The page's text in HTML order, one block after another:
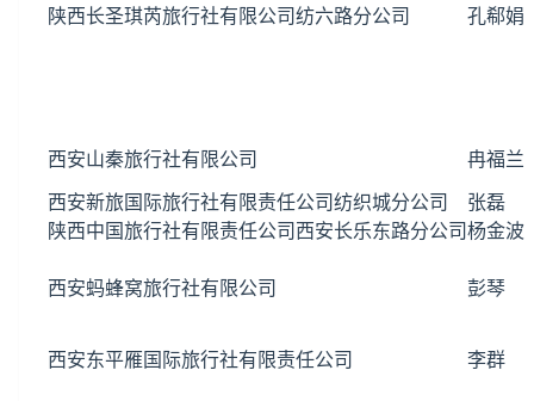
陕西长圣琪芮旅行社有限公司纺六路分公司 孔郗娟
西安山秦旅行社有限公司 冉福兰
西安新旅国际旅行社有限责任公司纺织城分公司
张磊
陕西中国旅行社有限责任公司西安长乐东路分公司杨金波
西安蚂蜂窝旅行社有限公司 彭琴
西安东平雁国际旅行社有限责任公司 李群